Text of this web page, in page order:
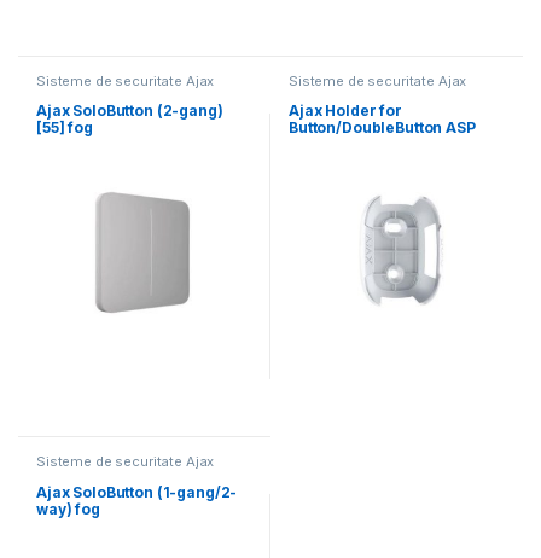
Sisteme de securitate Ajax
Ajax SoloButton (2-gang)
[55] fog
Sisteme de securitate Ajax
Ajax Holder for
Button/DoubleButton ASP
Sisteme de securitate Ajax
Ajax SoloButton (1-gang/2-
way) fog